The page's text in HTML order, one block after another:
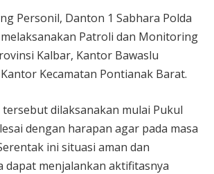
Personil, Danton 1 Sabhara Polda
Patroli dan Monitoring
Kalbar, Kantor Bawaslu
Kecamatan Pontianak Barat.
dilaksanakan mulai Pukul
dengan harapan agar pada masa
ini situasi aman dan
dapat menjalankan aktifitasnya